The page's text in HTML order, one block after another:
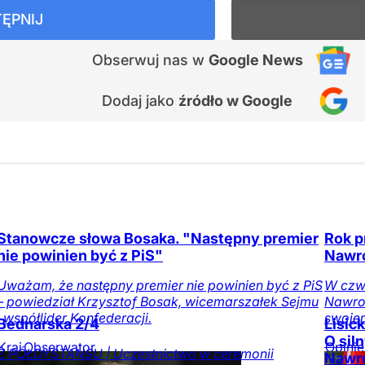
Obserwuj nas w Google News
Dodaj jako źródło w Google
słowa Bosaka. "Następny premier
powinien być z PiS"
że następny premier nie powinien być z PiS
powiedział Krzysztof Bosak, wicemarszałek Sejmu
współlider Konfederacji.
Obserwator
Rok
W
Opinie
2/4
PÓŁDYSTANSU | Uczestnictwo w ceremonii
O